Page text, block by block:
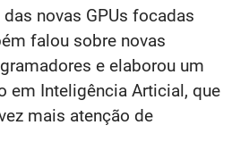
novas GPUs focadas
falou sobre novas
e elaborou um
em Inteligência Articial, que
mais atenção de